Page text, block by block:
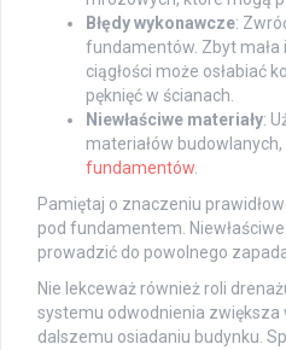
Błędy wykonawcze:
fundamentów. Zbyt mała
ciągłości może osłabiać
pęknięć w ścianach.
Niewłaściwe materiały:
materiałów
fundamentów.
Pamiętaj o znaczeniu
pod fundamentem.
prowadzić do powolnego
Nie lekceważ również roli
systemu odwodnienia zwiększa
dalszemu osiadaniu budynku.